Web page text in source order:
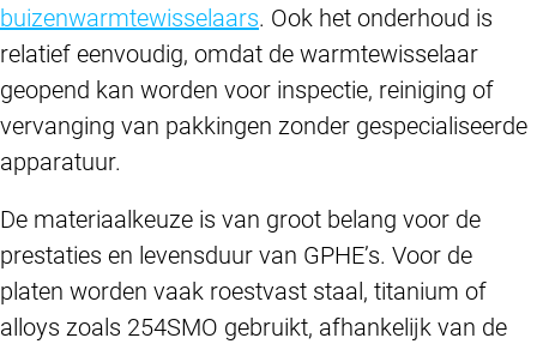
buizenwarmtewisselaars. Ook het onderhoud is
relatief eenvoudig, omdat de warmtewisselaar
geopend kan worden voor inspectie, reiniging of
vervanging van pakkingen zonder gespecialiseerde
apparatuur.
De materiaalkeuze is van groot belang voor de
prestaties en levensduur van GPHE’s. Voor de
platen worden vaak roestvast staal, titanium of
alloys zoals 254SMO gebruikt, afhankelijk van de